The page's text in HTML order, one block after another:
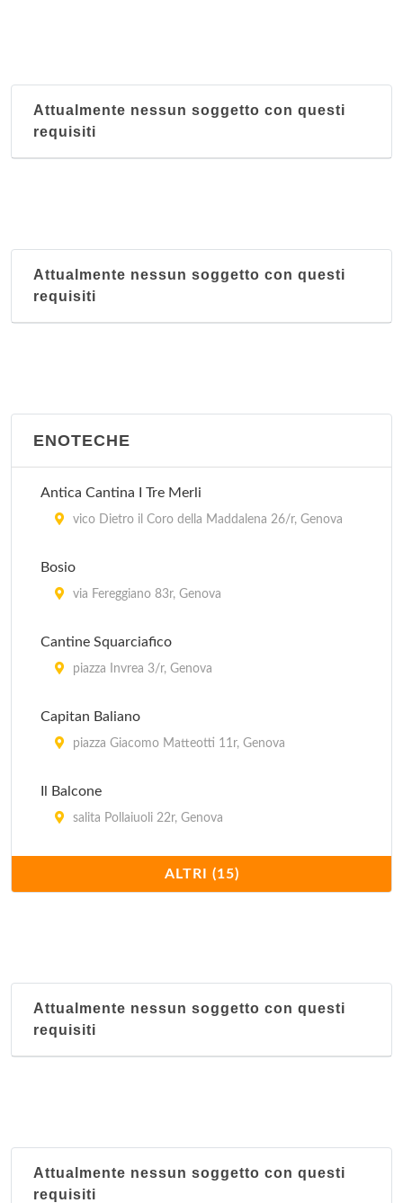
Attualmente nessun soggetto con questi
requisiti
Attualmente nessun soggetto con questi
requisiti
ENOTECHE
Antica Cantina I Tre Merli
vico Dietro il Coro della Maddalena 26/r, Genova
Bosio
via Fereggiano 83r, Genova
Cantine Squarciafico
piazza Invrea 3/r, Genova
Capitan Baliano
piazza Giacomo Matteotti 11r, Genova
Il Balcone
salita Pollaiuoli 22r, Genova
via San Fruttuoso 116-124 n, Genova
Infernotto
La Berlocca
via Macelli di Soziglia 45/ r, Genova
ALTRI (15)
Attualmente nessun soggetto con questi
requisiti
Attualmente nessun soggetto con questi
requisiti